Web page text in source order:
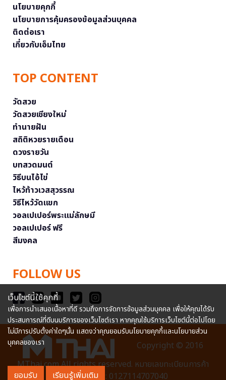
นโยบายคุกกี้
นโยบายการคุ้มครองข้อมูลส่วนบุคคล
ติดต่อเรา
เกี่ยวกับเอ็มไทย
TOP CONTENT
วัดสวย
วัดสวยเชียงใหม่
ทำนายฝัน
สถิติหวยรายเดือน
ดวงรายวัน
บทสวดมนต์
วิธีบนไอ้ไข่
ไหว้ท้าวเวสสุวรรณ
วิธีไหว้วัดแขก
วอลเปเปอร์พระแม่ลักษมี
วอลเปเปอร์ ฟรี
สีมงคล
FOLLOW US
Copyright © 2016
MThai.com All rights reserved. หมายเลขทะเบียนการค้า
อิเล็กทรอนิกส์ : 0127114707040
เว็บไซต์นี้ใช้คุกกี้
เพื่อการนำเสนอเนื้อหาที่ดี รวมถึงการจัดการข้อมูลส่วนบุคคล เพื่อให้คุณได้รับ
ประสบการณ์ที่ดีบนบริการของเว็บไซต์เรา หากคุณใช้บริการเว็บไซต์นี้ต่อไปโดย
ไม่มีการปรับตั้งค่าใดๆนั้น แสดงว่าคุณยอมรับนโยบายคุกกี้และนโยบายส่วน
บุคคลของเรา
ยอมรับ เรียนรู้เพิ่มเติม